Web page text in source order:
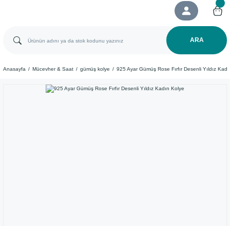
ARA
Anasayfa Mücevher & Saat gümüş kolye 925 Ayar Gümüş Rose Fırfır Desenli Yıldız